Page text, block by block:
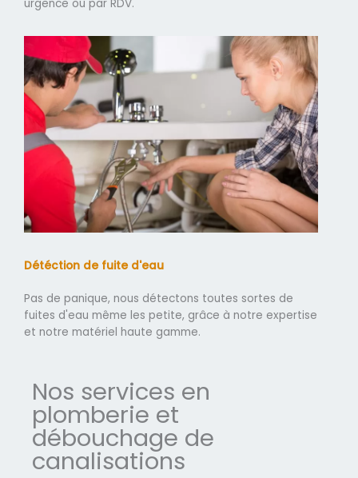
urgence ou par RDV.
Détéction de fuite d'eau
Pas de panique, nous détectons toutes sortes de
fuites d'eau même les petite, grâce à notre expertise
et notre matériel haute gamme.
Nos services en
plomberie et
débouchage de
canalisations